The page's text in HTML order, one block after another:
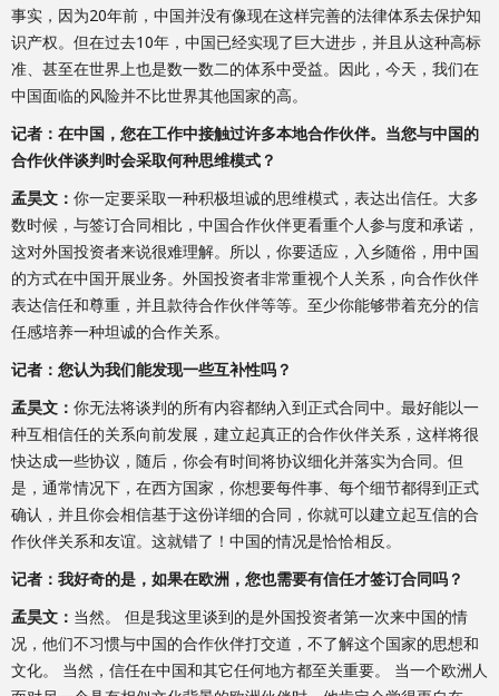
事实，因为20年前，中国并没有像现在这样完善的法律体系去保护知
识产权。但在过去10年，中国已经实现了巨大进步，并且从这种高标
准、甚至在世界上也是数一数二的体系中受益。因此，今天，我们在
中国面临的风险并不比世界其他国家的高。
记者：在中国，您在工作中接触过许多本地合作伙伴。当您与中国的
合作伙伴谈判时会采取何种思维模式？
孟昊文： 你一定要采取一种积极坦诚的思维模式，表达出信任。大多
数时候，与签订合同相比，中国合作伙伴更看重个人参与度和承诺，
这对外国投资者来说很难理解。所以，你要适应，入乡随俗，用中国
的方式在中国开展业务。外国投资者非常重视个人关系，向合作伙伴
表达信任和尊重，并且款待合作伙伴等等。至少你能够带着充分的信
任感培养一种坦诚的合作关系。
记者：您认为我们能发现一些互补性吗？
孟昊文： 你无法将谈判的所有内容都纳入到正式合同中。最好能以一
种互相信任的关系向前发展，建立起真正的合作伙伴关系，这样将很
快达成一些协议，随后，你会有时间将协议细化并落实为合同。但
是，通常情况下，在西方国家，你想要每件事、每个细节都得到正式
确认，并且你会相信基于这份详细的合同，你就可以建立起互信的合
作伙伴关系和友谊。这就错了！中国的情况是恰恰相反。
记者：我好奇的是，如果在欧洲，您也需要有信任才签订合同吗？
孟昊文： 当然。 但是我这里谈到的是外国投资者第一次来中国的情
况，他们不习惯与中国的合作伙伴打交道，不了解这个国家的思想和
文化。 当然，信任在中国和其它任何地方都至关重要。 当一个欧洲人